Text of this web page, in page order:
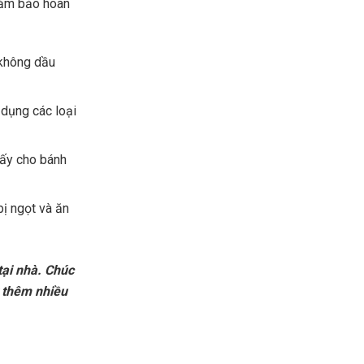
bảo hoàn
dầu
các loại
cho bánh
ngọt và ăn
nhà. Chúc
nhiều